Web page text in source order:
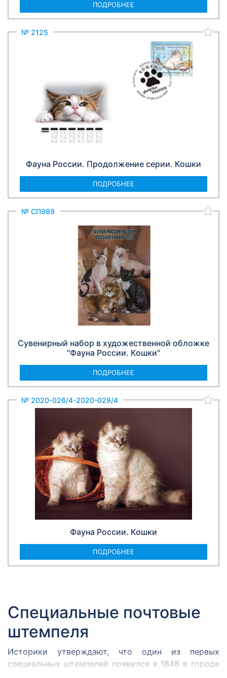
ПОДРОБНЕЕ
№ 2125
Фауна России. Продолжение серии. Кошки
ПОДРОБНЕЕ
№ СП989
Сувенирный набор в художественной обложке
"Фауна России. Кошки"
ПОДРОБНЕЕ
№ 2020-026/4-2020-029/4
Фауна России. Кошки
ПОДРОБНЕЕ
Специальные почтовые
штемпеля
Историки утверждают, что один из первых
специальных штемпелей появился в 1848 в городе